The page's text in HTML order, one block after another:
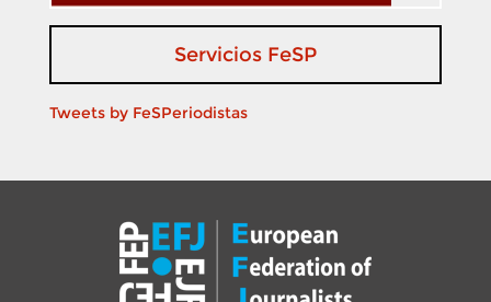
Servicios FeSP
Tweets by FeSPeriodistas